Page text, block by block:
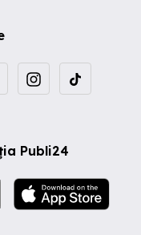
Publi24